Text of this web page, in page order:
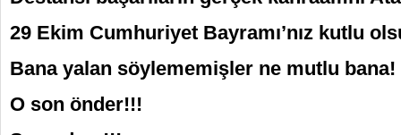
29 Ekim Cumhuriyet Bayramı’nız kutlu
Bana yalan söylememişler ne mutlu bana!
O son önder!!!